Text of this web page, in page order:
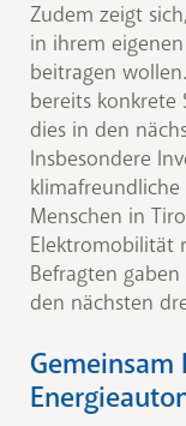
Zudem zeigt
in ihrem
beitragen
bereits konkrete
dies in den
Insbesondere
klimafreundliche
Menschen in
Elektromobilität
Befragten
den nächsten
Gemeinsam